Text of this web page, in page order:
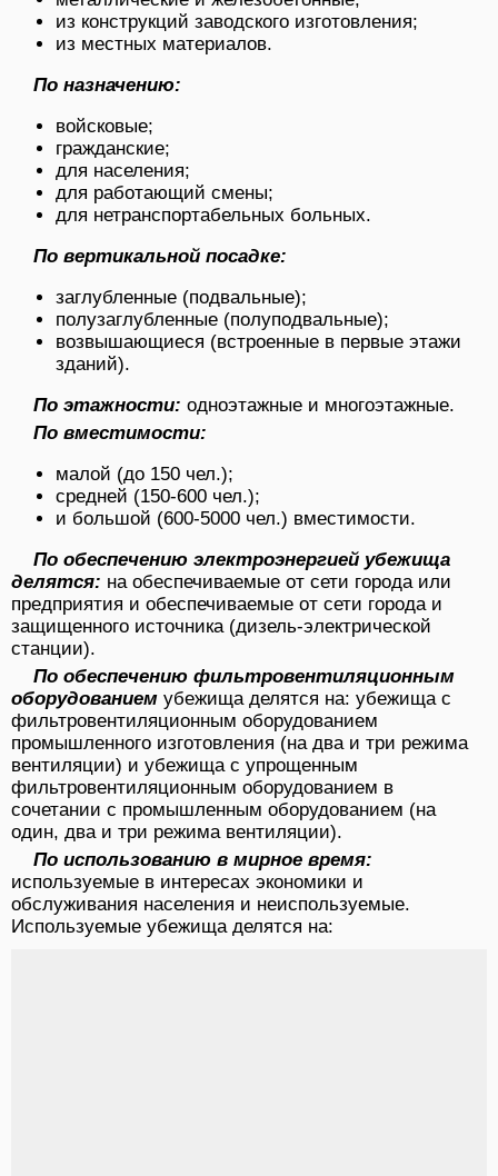
из конструкций заводского изготовления;
из местных материалов.
По назначению:
войсковые;
гражданские;
для населения;
для работающий смены;
для нетранспортабельных больных.
По вертикальной посадке:
заглубленные (подвальные);
полузаглубленные (полуподвальные);
возвышающиеся (встроенные в первые этажи
зданий).
По этажности: одноэтажные и многоэтажные.
По вместимости:
малой (до 150 чел.);
средней (150-600 чел.);
и большой (600-5000 чел.) вместимости.
По обеспечению электроэнергией убежища
делятся: на обеспечиваемые от сети города или
предприятия и обеспечиваемые от сети города и
защищенного источника (дизель-электрической
станции).
По обеспечению фильтровентиляционным
оборудованием убежища делятся на: убежища с
фильтровентиляционным оборудованием
промышленного изготовления (на два и три режима
вентиляции) и убежища с упрощенным
фильтровентиляционным оборудованием в
сочетании с промышленным оборудованием (на
один, два и три режима вентиляции).
По использованию в мирное время:
используемые в интересах экономики и
обслуживания населения и неиспользуемые.
Используемые убежища делятся на: